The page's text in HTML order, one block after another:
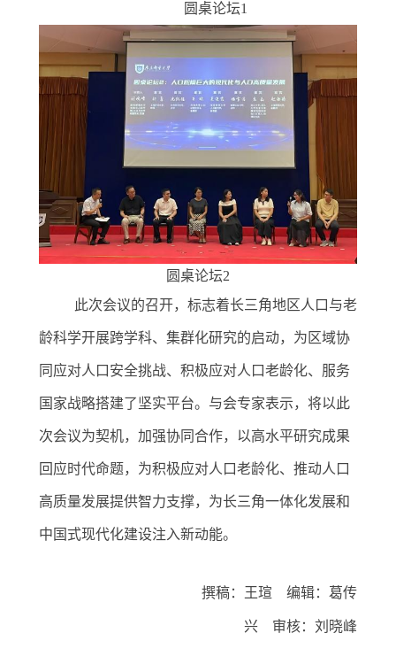
圆桌论坛1
圆桌论坛2
此次会议的召开，标志着长三角地区人口与老
龄科学开展跨学科、集群化研究的启动，为区域协
同应对人口安全挑战、积极应对人口老龄化、服务
国家战略搭建了坚实平台。与会专家表示，将以此
次会议为契机，加强协同合作，以高水平研究成果
回应时代命题，为积极应对人口老龄化、推动人口
高质量发展提供智力支撑，为长三角一体化发展和
中国式现代化建设注入新动能。
撰稿：王瑄 编辑：葛传
兴 审核：刘晓峰